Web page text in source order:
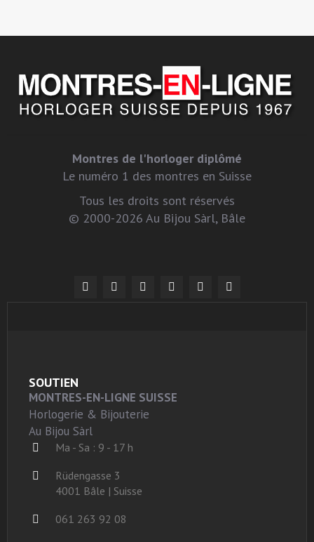
Montres de l'horloger diplômé
Le numéro 1 des montres en Suisse
Tous les droits sont réservés
© 2000-2026 Au Bijou Sàrl, Bâle
SOUTIEN
MONTRES-EN-LIGNE SUISSE
Horlogerie & Bijouterie
Au Bijou Sàrl
Ma - Sa : 9 - 17 h
Rüdengasse 3
4001 Bâle | Suisse
061 263 92 08